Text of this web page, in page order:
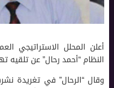
أعلن المحلل الاستراتيجي
النظام “أحمد رحال” عن تلقيه
وقال “الرحال” في تغريدة